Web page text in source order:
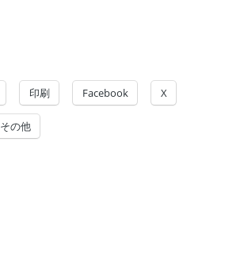
印刷 Facebook X
その他